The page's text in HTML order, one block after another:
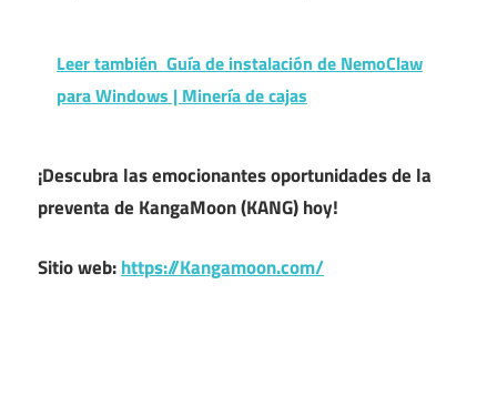
Leer también Guía de instalación de NemoClaw
para Windows | Minería de cajas
¡Descubra las emocionantes oportunidades de la
preventa de KangaMoon (KANG) hoy!
Sitio web:https://Kangamoon.com/